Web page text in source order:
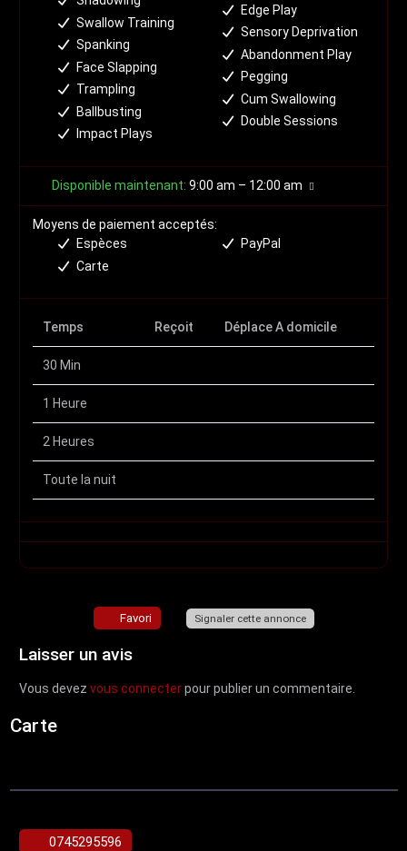
Swallow Training
Spanking
Face Slapping
Trampling
Ballbusting
Impact Plays
Edge Play
Sensory Deprivation
Abandonment Play
Pegging
Cum Swallowing
Double Sessions
Disponible maintenant: 9:00 am – 12:00 am
Moyens de paiement acceptés:
Espèces
Carte
PayPal
Temps Reçoit Déplace A domicile
30 Min
1 Heure
2 Heures
Toute la nuit
Favori Signaler cette annonce
Laisser un avis
Vous devez vous connecterpour publier un commentaire.
Carte
0745295596